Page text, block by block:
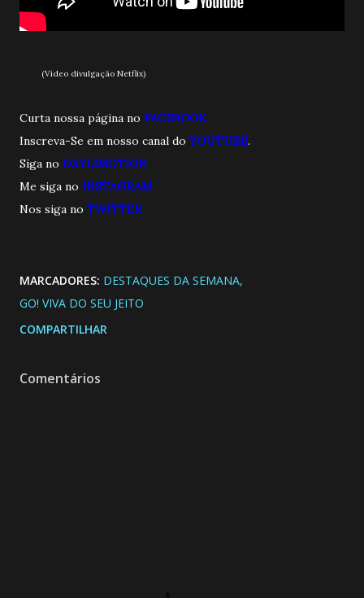
(Vídeo divulgação Netflix)
Curta nossa página no FACEBOOK.
Inscreva-Se em nosso canal do YOUTUBE.
Siga no DAYLIMOTION
Me siga no INSTAGRAM
Nos siga no TWITTER
MARCADORES: DESTAQUES DA SEMANA
GO! VIVA DO SEU JEITO
COMPARTILHAR
Comentários